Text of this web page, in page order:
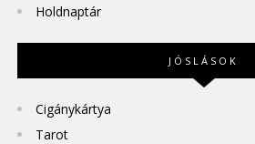
Holdnaptár
JÓSLÁSOK
Cigánykártya
Tarot